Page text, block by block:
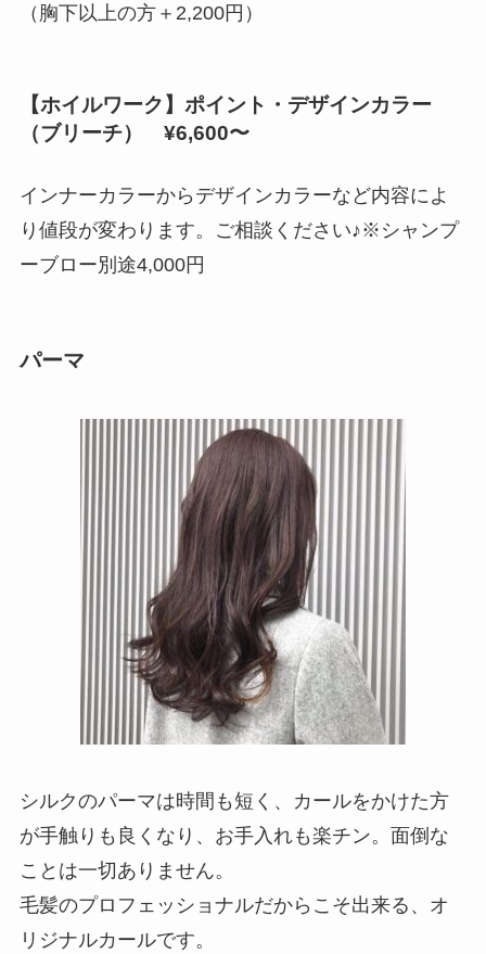
（胸下以上の方＋2,200円）
【ホイルワーク】ポイント・デザインカラー
（ブリーチ） ¥6,600〜
インナーカラーからデザインカラーなど内容によ
り値段が変わります。ご相談ください♪※シャンプ
ーブロー別途4,000円
パーマ
シルクのパーマは時間も短く、カールをかけた方
が手触りも良くなり、お手入れも楽チン。面倒な
ことは一切ありません。
毛髪のプロフェッショナルだからこそ出来る、オ
リジナルカールです。